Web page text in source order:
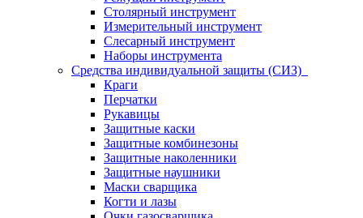
Столярный инструмент
Измерительный инструмент
Слесарный инструмент
Наборы инструмента
Средства индивидуальной защиты (СИЗ)
Краги
Перчатки
Рукавицы
Защитные каски
Защитные комбинезоны
Защитные наколенники
Защитные наушники
Маски сварщика
Когти и лазы